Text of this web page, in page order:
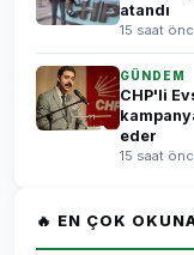
atandı
15 saat
GÜNDEM
CHP'li
eder
15 saat
🔥 EN ÇOK